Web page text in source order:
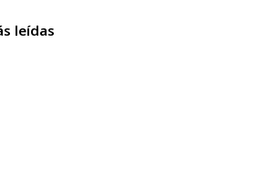
leídas